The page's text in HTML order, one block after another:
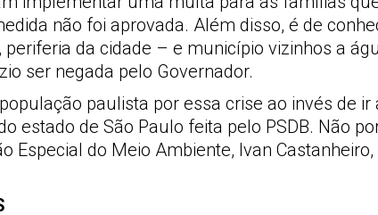
não foi aprovada. Além disso, é de
da cidade – e município vizinhos a
ser negada pelo Governador.
paulista por essa crise ao invés de
estado de São Paulo feita pelo PSDB. Não
Especial do Meio Ambiente, Ivan